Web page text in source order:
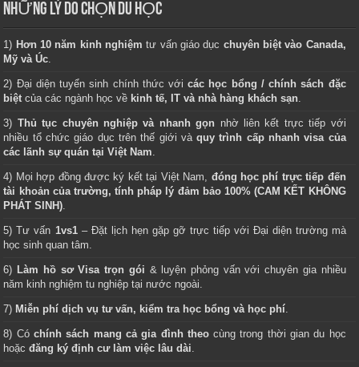
NHỮNG LÝ DO CHỌN DU HỌC
1) Hơn 10 năm kinh nghiệm tư vấn giáo dục chuyên biệt vào Canada,
Mỹ và Úc.
2) Đại diện tuyển sinh chính thức vớicác học bổng / chính sách đặc
biệt của các ngành học về kinh tế, IT và nhà hàng khách sạn.
3) Thủ tục chuyên nghiệp và nhanh gọn nhờ liên kết trực tiếp với
nhiều tổ chức giáo dục trên thế giới vàquy trình cấp nhanh visa của
các lãnh sự quán tại Việt Nam.
4) Mọi hợp đồng được ký kết tại Việt Nam, đóng học phí trực tiếp đến
tài khoản của trường, tính pháp lý đảm bảo 100% (CAM KẾT KHÔNG
PHÁT SINH).
5) Tư vấn 1vs1– Đặt lịch hẹn gặp gỡ trực tiếp với Đại diện trường mà
học sinh quan tâm.
6) Làm hồ sơ Visa trọn gói & luyện phỏng vấn với chuyên gia nhiều
năm kinh nghiệm tu nghiệp tại nước ngoài.
7) Miễn phí dịch vụ tư vấn, kiểm tra học bổng và học phí.
8) Cóchính sách mang cả gia đình theocùng trong thời gian du học
hoặcđăng ký định cư làm việc lâu dài.